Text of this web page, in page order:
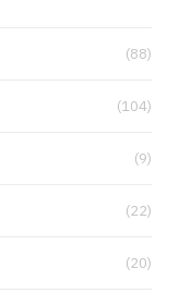
(88)
(104)
(9)
(22)
(20)